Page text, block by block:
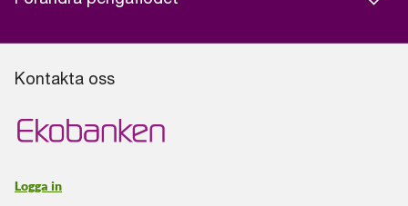
Kontakta oss
Logga in